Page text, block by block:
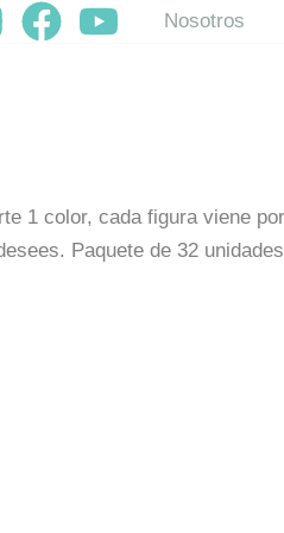
Nosotros
1 color, cada figura viene
Paquete de 32